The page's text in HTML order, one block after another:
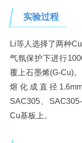
实验过程
Li等人选择了两种
气氛保护下进行
覆上石墨烯(G-Cu)
熔化成直径
SAC305、
Cu基板上。